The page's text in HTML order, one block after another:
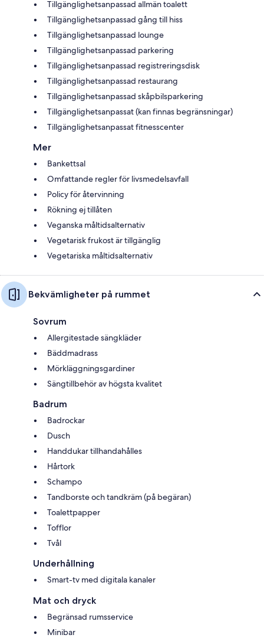
Tillgänglighetsanpassad allmän toalett
Tillgänglighetsanpassad gång till hiss
Tillgänglighetsanpassad lounge
Tillgänglighetsanpassad parkering
Tillgänglighetsanpassad registreringsdisk
Tillgänglighetsanpassad restaurang
Tillgänglighetsanpassad skåpbilsparkering
Tillgänglighetsanpassat (kan finnas begränsningar)
Tillgänglighetsanpassat fitnesscenter
Mer
Bankettsal
Omfattande regler för livsmedelsavfall
Policy för återvinning
Rökning ej tillåten
Veganska måltidsalternativ
Vegetarisk frukost är tillgänglig
Vegetariska måltidsalternativ
Bekvämligheter på rummet
Sovrum
Allergitestade sängkläder
Bäddmadrass
Mörkläggningsgardiner
Sängtillbehör av högsta kvalitet
Badrum
Badrockar
Dusch
Handdukar tillhandahålles
Hårtork
Schampo
Tandborste och tandkräm (på begäran)
Toalettpapper
Tofflor
Tvål
Underhållning
Smart-tv med digitala kanaler
Mat och dryck
Begränsad rumsservice
Minibar